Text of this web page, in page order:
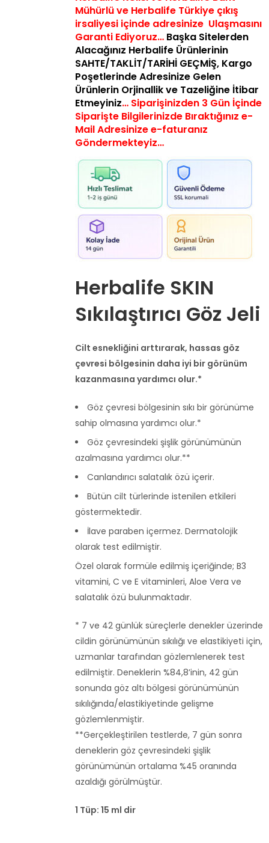
Mühürlü ve Herbalife Türkiye çıkış
irsaliyesi içinde adresinize Ulaşmasını
Garanti Ediyoruz… Başka Sitelerden
Alacağınız Herbalife Ürünlerinin
SAHTE/TAKLİT/TARİHİ GEÇMİŞ, Kargo
Poşetlerinde Adresinize Gelen
Ürünlerin Orjinallik ve Tazeliğine İtibar
Etmeyiniz… Siparişinizden 3 Gün İçinde
Siparişte Bilgilerinizde Bıraktığınız e-
Mail Adresinize e-faturanız
Göndermekteyiz…
Herbalife SKIN
Sıkılaştırıcı Göz Jeli
Cilt esnekliğini arttırarak, hassas göz
çevresi bölgesinin daha iyi bir görünüm
kazanmasına yardımcı olur.*
Göz çevresi bölgesinin sıkı bir görünüme
sahip olmasına yardımcı olur.*
Göz çevresindeki şişlik görünümünün
azalmasına yardımcı olur.**
Canlandırıcı salatalık özü içerir.
Bütün cilt türlerinde istenilen etkileri
göstermektedir.
İlave paraben içermez. Dermatolojik
olarak test edilmiştir.
Özel olarak formüle edilmiş içeriğinde; B3
vitamini, C ve E vitaminleri, Aloe Vera ve
salatalık özü bulunmaktadır.
* 7 ve 42 günlük süreçlerle denekler üzerinde
cildin görünümünün sıkılığı ve elastikiyeti için,
uzmanlar tarafından gözlemlenerek test
edilmiştir. Deneklerin %84,8’inin, 42 gün
sonunda göz altı bölgesi görünümünün
sıkılığında/elastikiyetinde gelişme
gözlemlenmiştir.
**Gerçekleştirilen testlerde, 7 gün sonra
deneklerin göz çevresindeki şişlik
görünümünün ortalama %45 oranında
azaldığı görülmüştür.
1 Tüp: 15 ml dir